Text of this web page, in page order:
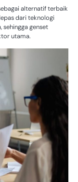
alternatif terbaik
dari teknologi
sehingga genset
utama.